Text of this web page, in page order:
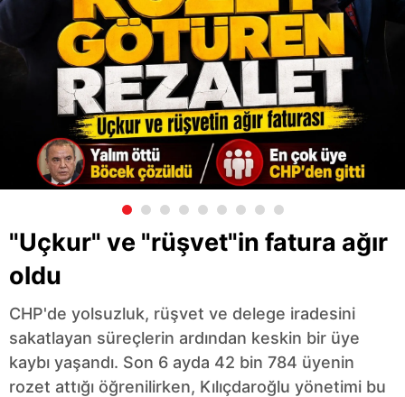
"Uçkur" ve "rüşvet"in fatura ağır
oldu
CHP'de yolsuzluk, rüşvet ve delege iradesini
sakatlayan süreçlerin ardından keskin bir üye
kaybı yaşandı. Son 6 ayda 42 bin 784 üyenin
rozet attığı öğrenilirken, Kılıçdaroğlu yönetimi bu